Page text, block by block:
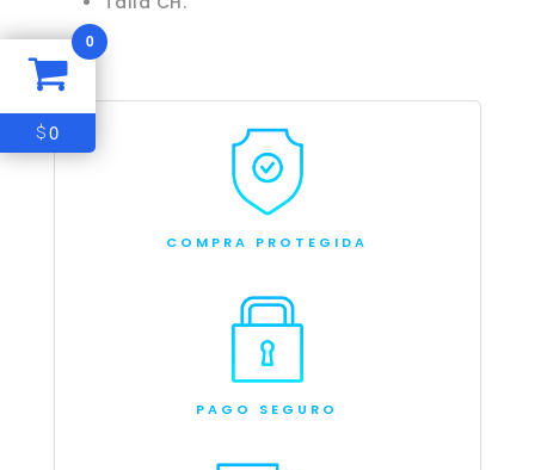
COMPRA PROTEGIDA
PAGO SEGURO
0
$0